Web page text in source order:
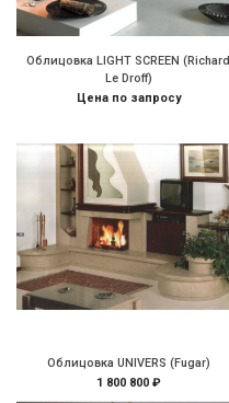
Облицовка LIGHT SCREEN (Richard
Le Droff)
Цена по запросу
Облицовка UNIVERS (Fugar)
1 800 800 ₽